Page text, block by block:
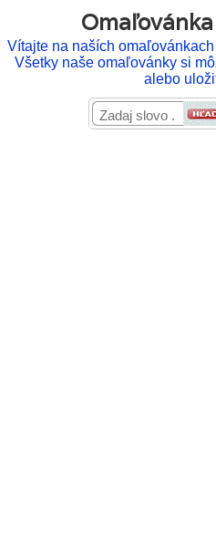
Omaľovánka
Vítajte na naších
Všetky naše omaľovánky si
alebo